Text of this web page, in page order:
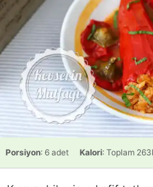
Porsiyon: 6 adet Kalori: Toplam